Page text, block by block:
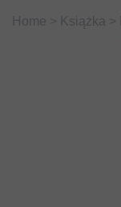
Home Książka